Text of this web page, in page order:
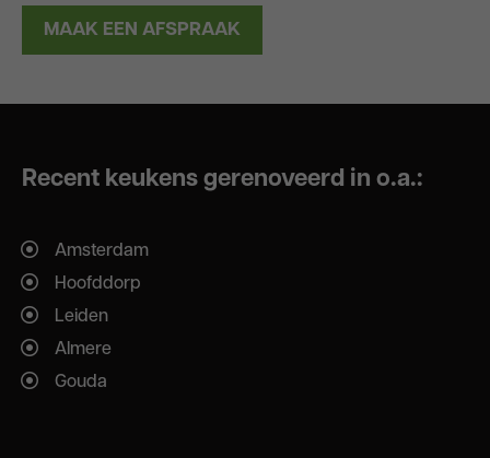
MAAK EEN AFSPRAAK
Recent keukens gerenoveerd in o.a.:
Amsterdam
Hoofddorp
Leiden
Almere
Gouda